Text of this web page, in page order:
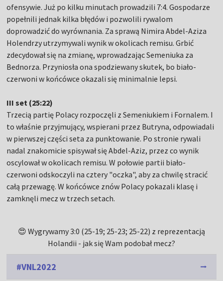
ofensywie. Już po kilku minutach prowadzili 7:4. Gospodarze
popełnili jednak kilka błędów i pozwolili rywalom
doprowadzić do wyrównania. Za sprawą Nimira Abdel-Aziza
Holendrzy utrzymywali wynik w okolicach remisu. Grbić
zdecydował się na zmianę, wprowadzając Semeniuka za
Bednorza. Przyniosła ona spodziewany skutek, bo biało-
czerwoni w końcówce okazali się minimalnie lepsi.
III set (25:22)
Trzecią partię Polacy rozpoczęli z Semeniukiem i Fornalem. I
to właśnie przyjmujący, wspierani przez Butryna, odpowiadali
w pierwszej części seta za punktowanie. Po stronie rywali
nadal znakomicie spisywał się Abdel-Aziz, przez co wynik
oscylował w okolicach remisu. W połowie partii biało-
czerwoni odskoczyli na cztery "oczka", aby za chwilę stracić
całą przewagę. W końcówce znów Polacy pokazali klasę i
zamknęli mecz w trzech setach.
😍 Wygrywamy 3:0 (25-19; 25-23; 25-22) z reprezentacją
Holandii - jak się Wam podobał mecz?
#VNL2022